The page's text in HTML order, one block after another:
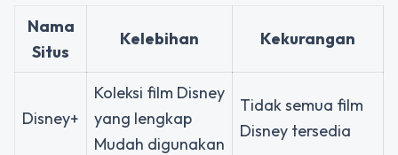
Nama
Situs
Kelebihan Kekurangan
Disney+
Koleksi film Disney
yang lengkap
Mudah digunakan
Tidak semua film
Disney tersedia